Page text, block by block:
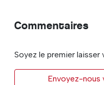
Commentaires
Soyez le premier
Envoyez-nous